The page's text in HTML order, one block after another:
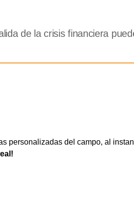
de la crisis financiera
personalizadas del campo, al